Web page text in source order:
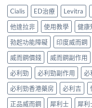
較
與
香
港
購
買
指
南〉
中
渠
道、
價
錢
與
真
假
辨
指
南〉
中
威
壯
學
名
藥
真
實
效
果、
正
確
用
法
款
最
好
用？
享
久
3
代
Climax
印
度
神
Cialis ED治療 Levitra
他達拉非
使用教學 健康
勃起功能障礙
印度威而鋼
威而鋼價錢
威而鋼副作用
必利勁
必利勁副作用 必
必利勁香港藥房
必利吉
正品威而鋼
犀利士 犀利